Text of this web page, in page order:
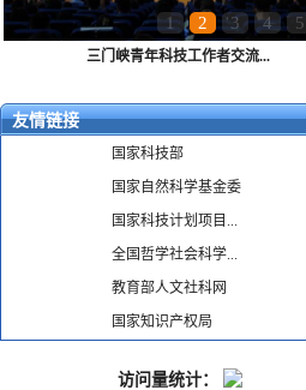
1 2 3 4 5
三门峡青年科技工作者交流...
友情链接
国家科技部
国家自然科学基金委
国家科技计划项目...
全国哲学社会科学...
教育部人文社科网
国家知识产权局
访问量统计：